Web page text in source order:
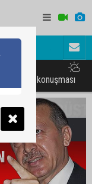
Avukat
akını
istişare konuşması